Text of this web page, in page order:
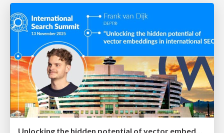
Unlocking the hidden potential of vector embeddings in international SEO